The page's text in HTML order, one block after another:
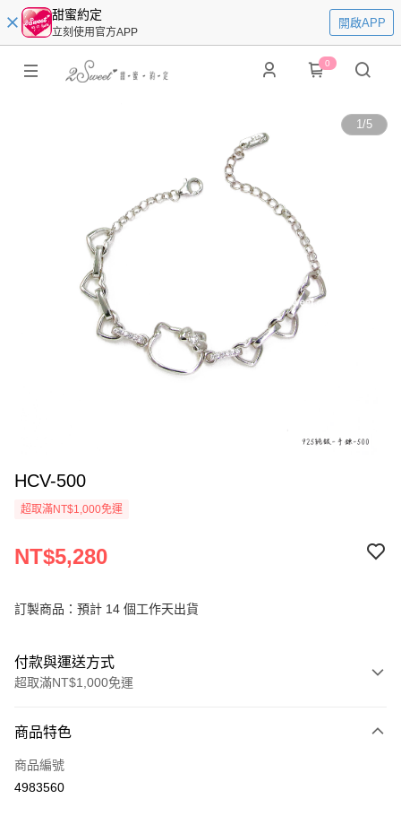
甜蜜約定
立刻使用官方APP
開啟APP
0
1/5
HCV-500
超取滿NT$1,000免運
NT$5,280
訂製商品：預計 14 個工作天出貨
付款與運送方式
超取滿NT$1,000免運
信用卡一次付款
信用卡分期付款
商品特色
商品編號
4983560